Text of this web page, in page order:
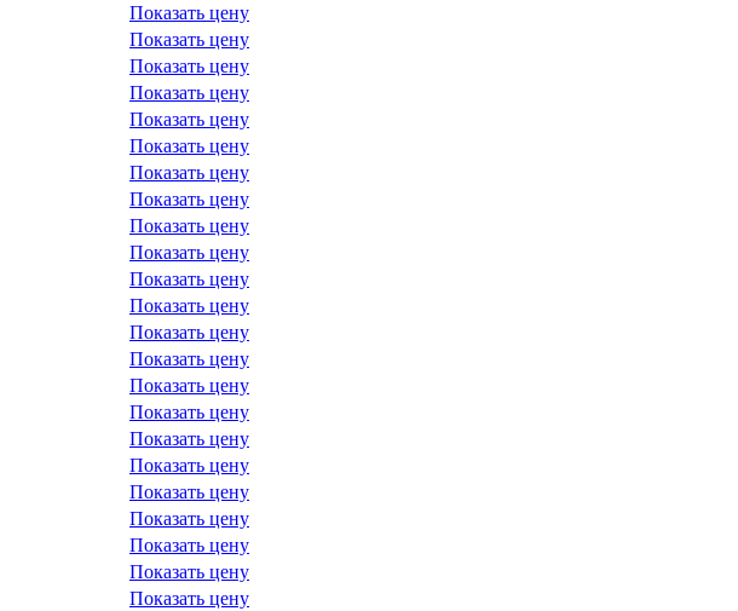
Показать цену
Показать цену
Показать цену
Показать цену
Показать цену
Показать цену
Показать цену
Показать цену
Показать цену
Показать цену
Показать цену
Показать цену
Показать цену
Показать цену
Показать цену
Показать цену
Показать цену
Показать цену
Показать цену
Показать цену
Показать цену
Показать цену
Показать цену